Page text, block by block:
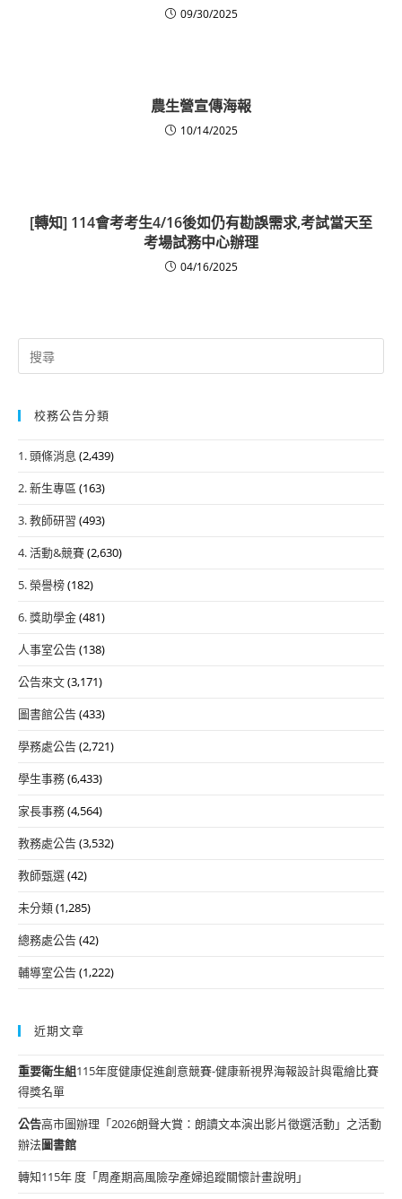
09/30/2025
農生營宣傳海報
10/14/2025
[轉知] 114會考考生4/16後如仍有勘誤需求,考試當天至
考場試務中心辦理
04/16/2025
Search
for:
校務公告分類
1. 頭條消息 (2,439)
2. 新生專區 (163)
3. 教師研習 (493)
4. 活動&競賽(2,630)
5. 榮譽榜(182)
6. 獎助學金(481)
人事室公告(138)
公告來文(3,171)
圖書館公告(433)
學務處公告(2,721)
學生事務(6,433)
家長事務(4,564)
教務處公告(3,532)
教師甄選(42)
未分類(1,285)
總務處公告(42)
輔導室公告(1,222)
近期文章
重要衛生組115年度健康促進創意競賽-健康新視界海報設計與電繪比賽
得獎名單
公告高市圖辦理「2026朗聲大賞：朗讀文本演出影片徵選活動」之活動
辦法圖書館
轉知115年 度「周產期高風險孕產婦追蹤關懷計畫說明」